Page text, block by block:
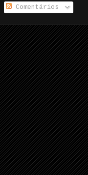
Comentários